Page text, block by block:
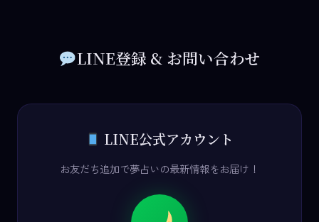
LINE登録 & お問い合わせ
LINE公式アカウント
お友だち追加で夢占いの最新情報をお届け！